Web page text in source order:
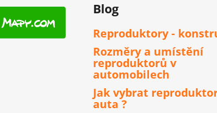
Blog
Reproduktory -
Rozměry a umístění
reproduktorů v
automobilech
Jak vybrat
auta ?